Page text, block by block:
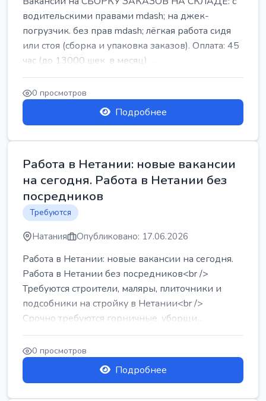
водительскими правами mdash; на джек-
погрузчик. без прав mdash; лёгкая работа сидя
или стоя (сборка и упаковка заказов). Оплата: 45
час (до 13000 шек. в месяц) ...
0 просмотров
Подробнее
Работа в Нетании: новые вакансии
на сегодня. Работа в Нетании без
посредников
Требуются
Натания Опубликовано: 17.06.2026
Работа в Нетании: новые вакансии на сегодня.
Работа в Нетании без посредников<br />
Требуются строители, маляры, плиточники и
подсобники на стройку в Нетании<br />
Срочно требуются горничные, уборщи...
0 просмотров
Подробнее